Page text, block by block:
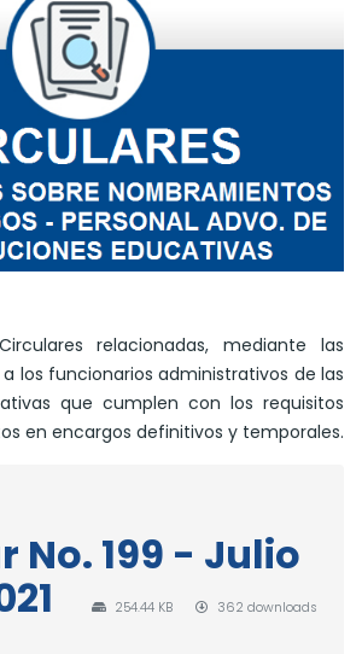
relacionadas, mediante las
los funcionarios administrativos de las
que cumplen con los requisitos
en encargos definitivos y temporales.
No. 199 - Julio
254.44 KB 362 downloads